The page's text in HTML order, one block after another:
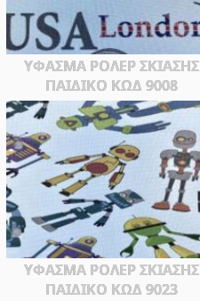
ΥΦΑΣΜΑ ΡΟΛΕΡ ΣΚΙΑΣΗΣ
ΠΑΙΔΙΚΟ ΚΩΔ 9008
ΥΦΑΣΜΑ ΡΟΛΕΡ ΣΚΙΑΣΗΣ
ΠΑΙΔΙΚΟ ΚΩΔ 9023